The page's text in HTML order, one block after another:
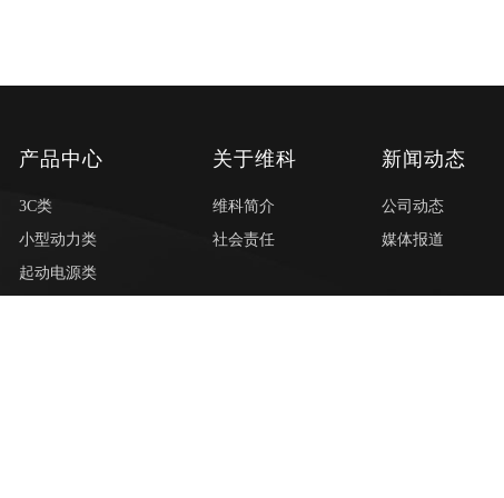
产品中心
3C类
小型动力类
起动电源类
关于维科
维科简介
社会责任
新闻动态
公司动态
媒体报道